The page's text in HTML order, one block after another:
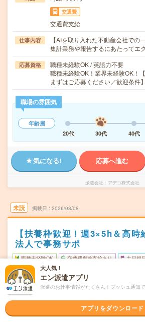
交通費
交通費支給
仕事内容
【AIを取り入れた不動産会社での
集計業務や報告するにあたってエ
応募資格
職種未経験OK / 英語力不要
職種未経験OK！業界未経験OK！
まずはご応募ください／歓迎条件
職場の雰囲気
年齢層
20代
30代 40代
気になる! 応募へ進む
派遣会社 アデコ株式会社
未読 掲載日 2026/08/08
【扶養枠歓迎！週3×5h＆高時
法人で事務サポ
職種未経験OK 交通費別途支給あり 土日祝
派遣
勤務地
東京都中央区
一丁目駅から徒歩7分
大人気！
エン派遣アプリ
派遣のお仕事情報がたくさん！プッシュ通知
アプリをダウンロード